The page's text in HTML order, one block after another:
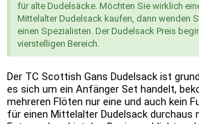
für alte Dudelsäcke. Möchten Sie wirklich
Mittelalter Dudelsack kaufen, dann wenden
einen Spezialisten. Der Dudelsack Preis
vierstelligen Bereich.
Der TC Scottish Gans Dudelsack ist
es sich um ein Anfänger Set handelt,
mehreren Flöten nur eine und auch kein
für einen Mittelalter Dudelsack durchaus